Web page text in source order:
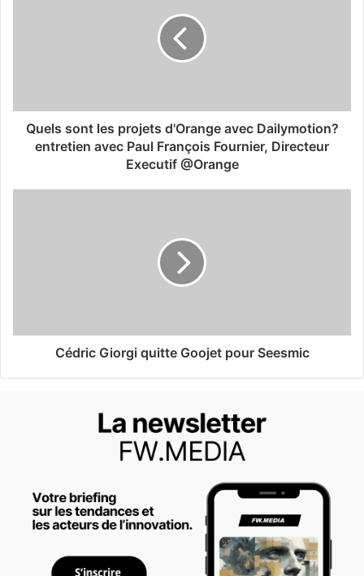
Quels sont les projets d'Orange avec Dailymotion?
entretien avec Paul François Fournier, Directeur
Executif @Orange
Cédric Giorgi quitte Goojet pour Seesmic